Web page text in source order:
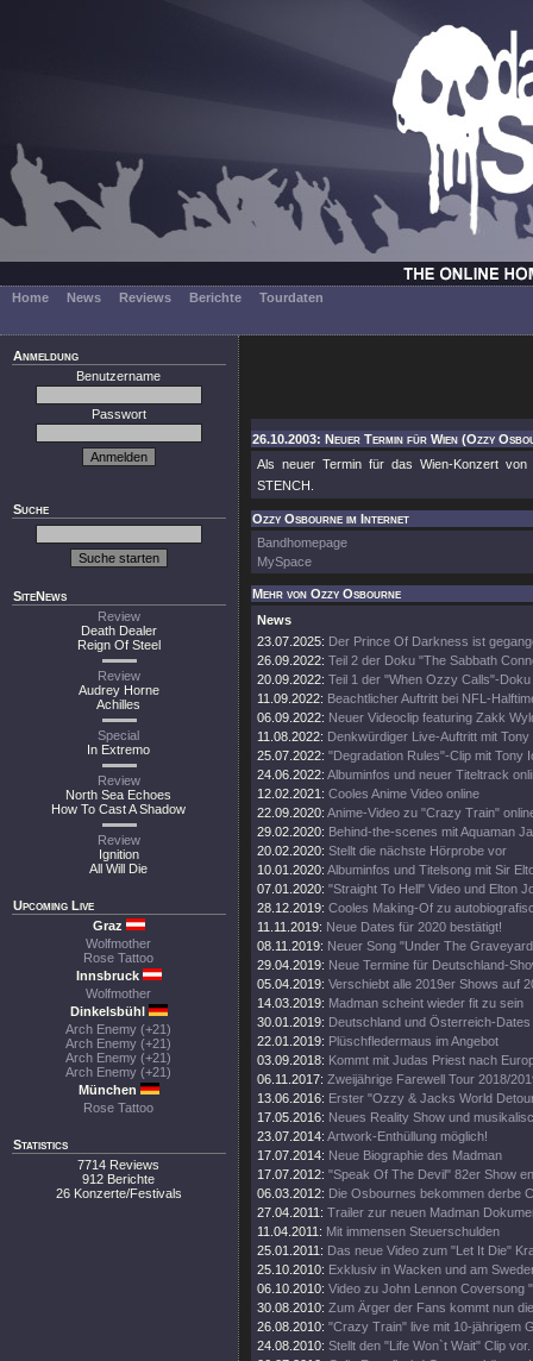
Home News Reviews Berichte Tourdaten
Anmeldung
Benutzername
Passwort
Suche
SiteNews
Review
Death Dealer
Reign Of Steel
Review
Audrey Horne
Achilles
Special
In Extremo
Review
North Sea Echoes
How To Cast A Shadow
Review
Ignition
All Will Die
Upcoming Live
Graz
Wolfmother
Rose Tattoo
Innsbruck
Wolfmother
Dinkelsbühl
Arch Enemy (+21)
Arch Enemy (+21)
Arch Enemy (+21)
Arch Enemy (+21)
München
Rose Tattoo
Statistics
7714 Reviews
912 Berichte
26 Konzerte/Festivals
26.10.2003: Neuer Termin für Wien (Ozzy
Als neuer Termin für das Wien-Konzert
STENCH.
Ozzy Osbourne im Internet
Bandhomepage
MySpace
Mehr von Ozzy Osbourne
News
23.07.2025: Der Prince Of Darkness ist
26.09.2022: Teil 2 der Doku "The Sabbath
20.09.2022: Teil 1 der "When Ozzy Calls"-Doku
11.09.2022: Beachtlicher Auftritt bei NFL-
06.09.2022: Neuer Videoclip featuring Zakk
11.08.2022: Denkwürdiger Live-Auftritt mit Tony
25.07.2022: "Degradation Rules"-Clip mit Tony
24.06.2022: Albuminfos und neuer Titeltrack
12.02.2021: Cooles Anime Video online
22.09.2020: Anime-Video zu "Crazy Train"
29.02.2020: Behind-the-scenes mit Aquaman
20.02.2020: Stellt die nächste Hörprobe vor
10.01.2020: Albuminfos und Titelsong mit Sir
07.01.2020: "Straight To Hell" Video und Elton
28.12.2019: Cooles Making-Of zu
11.11.2019: Neue Dates für 2020 bestätigt!
08.11.2019: Neuer Song "Under The
29.04.2019: Neue Termine für Deutschland-
05.04.2019: Verschiebt alle 2019er Shows auf
14.03.2019: Madman scheint wieder fit zu sein
30.01.2019: Deutschland und Österreich-
22.01.2019: Plüschfledermaus im Angebot
03.09.2018: Kommt mit Judas Priest nach
06.11.2017: Zweijährige Farewell Tour 2018/
13.06.2016: Erster "Ozzy & Jacks World
17.05.2016: Neues Reality Show und
23.07.2014: Artwork-Enthüllung möglich!
17.07.2014: Neue Biographie des Madman
17.07.2012: "Speak Of The Devil" 82er Show
06.03.2012: Die Osbournes bekommen derbe
27.04.2011: Trailer zur neuen Madman
11.04.2011: Mit immensen Steuerschulden
25.01.2011: Das neue Video zum "Let It Die"
25.10.2010: Exklusiv in Wacken und am
06.10.2010: Video zu John Lennon Coversong
30.08.2010: Zum Ärger der Fans kommt nun
26.08.2010: "Crazy Train" live mit 10-jährigem
24.08.2010: Stellt den "Life Won`t Wait" Clip vor.